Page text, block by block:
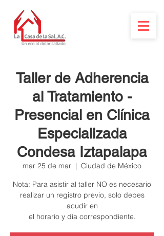
Taller de Adherencia
al Tratamiento -
Presencial en Clínica
Especializada
Condesa Iztapalapa
mar 25 de mar
  |
Ciudad de México
Nota: Para asistir al taller NO es necesario
realizar un registro previo, solo debes
acudir en
el horario y día correspondiente.